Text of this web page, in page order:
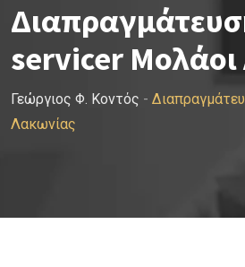
servicer Μολάοι
Γεώργιος Φ. Κοντός -
Λακωνίας